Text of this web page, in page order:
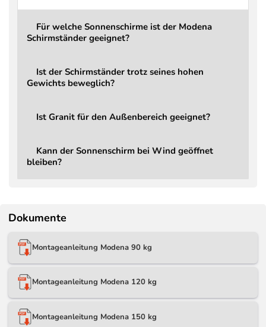
Für welche Sonnenschirme ist der Modena
Schirmständer geeignet?
Ist der Schirmständer trotz seines hohen
Gewichts beweglich?
Ist Granit für den Außenbereich geeignet?
Kann der Sonnenschirm bei Wind geöffnet
bleiben?
Dokumente
Montageanleitung Modena 90 kg
Montageanleitung Modena 120 kg
Montageanleitung Modena 150 kg